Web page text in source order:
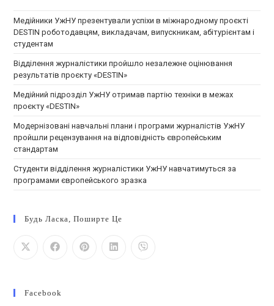
Медійники УжНУ презентували успіхи в міжнародному проєкті
DESTIN роботодавцям, викладачам, випускникам, абітурієнтам і
студентам
Відділення журналістики пройшло незалежне оцінювання
результатів проєкту «DESTIN»
Медійний підрозділ УжНУ отримав партію техніки в межах
проєкту «DESTIN»
Модернізовані навчальні плани і програми журналістів УжНУ
пройшли рецензування на відповідність європейським
стандартам
Студенти відділення журналістики УжНУ навчатимуться за
програмами європейського зразка
Будь Ласка, Поширте Це
Facebook